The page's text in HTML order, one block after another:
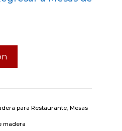
para Restaurante Mesas
madera